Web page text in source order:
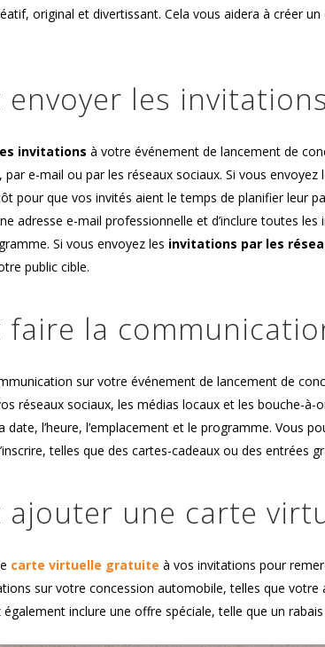
original et divertissant. Cela vous aidera à créer
envoyer les invitations
invitations à votre événement de lancement de
e-mail ou par les réseaux sociaux. Si vous
pour que vos invités aient le temps de planifier leur
adresse e-mail professionnelle et d’inclure toutes
Si vous envoyez les invitations par les
public cible.
faire la
sur votre événement de lancement de
réseaux sociaux, les médias locaux et les bouche-à-
date, l’heure, l’emplacement et le programme. Vous
telles que des cartes-cadeaux ou des entrées
ajouter une carte
carte virtuelle gratuite à vos invitations pour
sur votre concession automobile, telles que votre
inclure une offre spéciale, telle que un